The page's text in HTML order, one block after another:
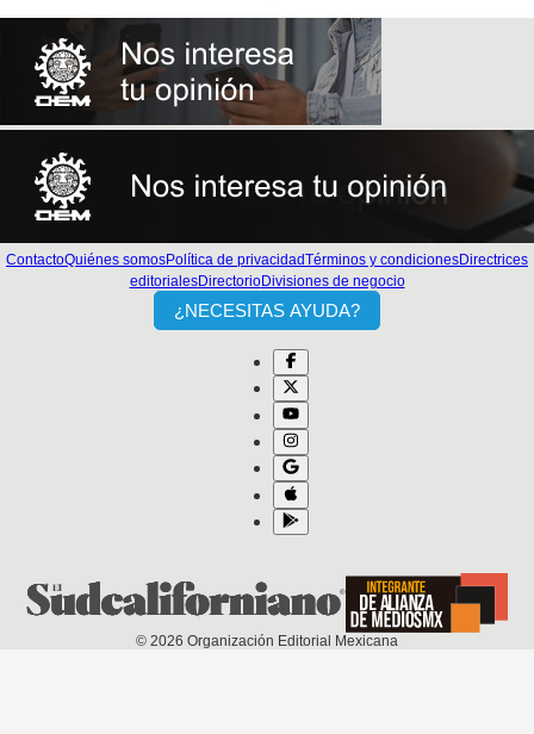
ContactoQuiénes somosPolítica de privacidadTérminos y condicionesDirectrices
editorialesDirectorioDivisiones de negocio
¿NECESITAS AYUDA?
© 2026 Organización Editorial Mexicana